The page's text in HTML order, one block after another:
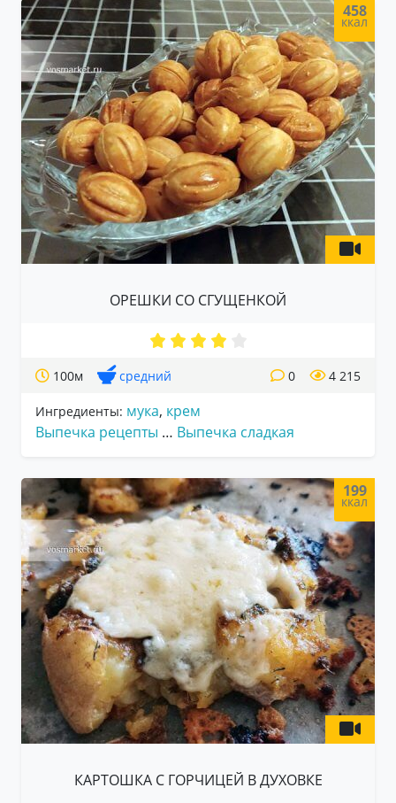
458
ккал
ОРЕШКИ СО СГУЩЕНКОЙ
100м средний 4 215
0
Ингредиенты: мука, крем
Выпечка рецепты … Выпечка сладкая
199
ккал
КАРТОШКА С ГОРЧИЦЕЙ В ДУХОВКЕ